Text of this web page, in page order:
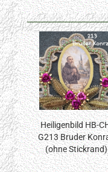
Heiligenbild HB-
G213 Bruder
(ohne Stickrand)
40x55mm